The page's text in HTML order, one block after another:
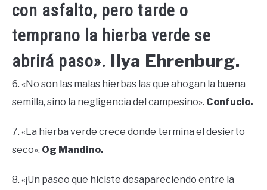
con asfalto, pero tarde o
temprano la hierba verde se
abrirá paso». Ilya Ehrenburg.
6. «No son las malas hierbas las que ahogan la buena
semilla, sino la negligencia del campesino». Confucio.
7. «La hierba verde crece donde termina el desierto
seco». Og Mandino.
8. «¡Un paseo que hiciste desapareciendo entre la